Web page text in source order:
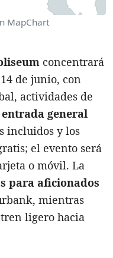
MapChart
concentrará
de junio, con
actividades de
entrada general
incluidos y los
el evento será
o móvil. La
para aficionados
mientras
ligero hacia